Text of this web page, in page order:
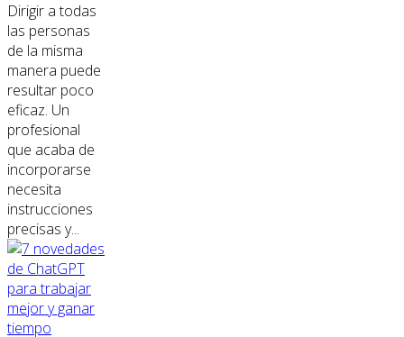
Dirigir a todas
las personas
de la misma
manera puede
resultar poco
eficaz. Un
profesional
que acaba de
incorporarse
necesita
instrucciones
precisas y...